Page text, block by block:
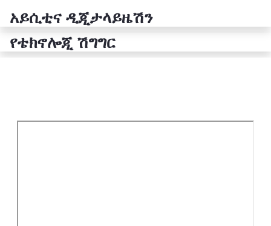
የቴክኖሎጂ ሽግግር